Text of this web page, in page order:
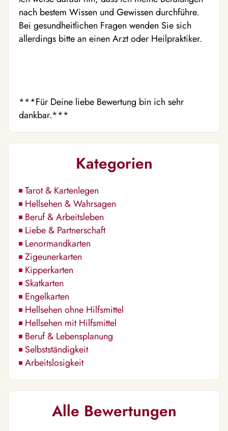
nach bestem Wissen und Gewissen durchführe.
Bei gesundheitlichen Fragen wenden Sie sich
allerdings bitte an einen Arzt oder Heilpraktiker.
***Für Deine liebe Bewertung bin ich sehr
dankbar.***
Kategorien
Tarot & Kartenlegen
Hellsehen & Wahrsagen
Beruf & Arbeitsleben
Liebe & Partnerschaft
Lenormandkarten
Zigeunerkarten
Kipperkarten
Skatkarten
Engelkarten
Hellsehen ohne Hilfsmittel
Hellsehen mit Hilfsmittel
Beruf & Lebensplanung
Selbstständigkeit
Arbeitslosigkeit
Alle Bewertungen